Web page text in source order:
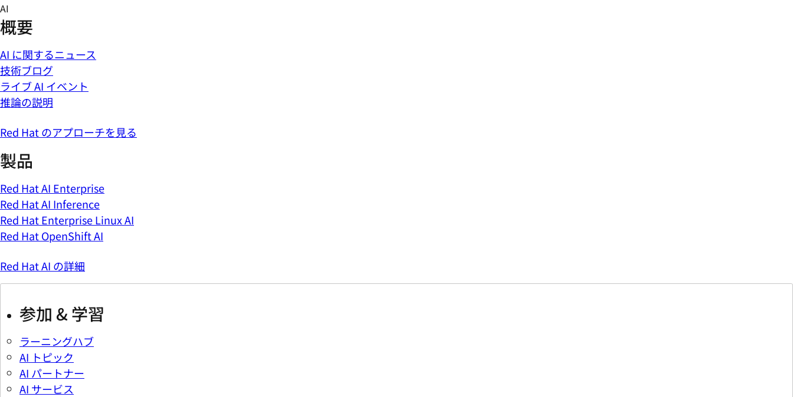
Skip
to
content
AI
概要
AI に関するニュース
技術ブログ
ライブ AI イベント
推論の説明
Red Hat のアプローチを見る
製品
Red Hat AI Enterprise
Red Hat AI Inference
Red Hat Enterprise Linux AI
Red Hat OpenShift AI
Red Hat AI の詳細
参加 & 学習
ラーニングハブ
AI トピック
AI パートナー
AI サービス